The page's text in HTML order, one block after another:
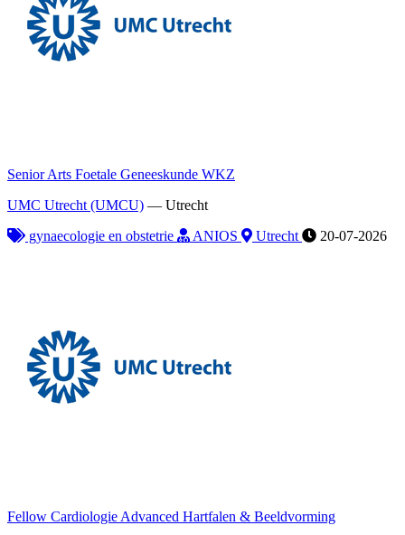
Senior Arts Foetale Geneeskunde WKZ
UMC Utrecht (UMCU) — Utrecht
gynaecologie en obstetrie
ANIOS Utrecht 20-07-2026
Fellow Cardiologie Advanced Hartfalen & Beeldvorming